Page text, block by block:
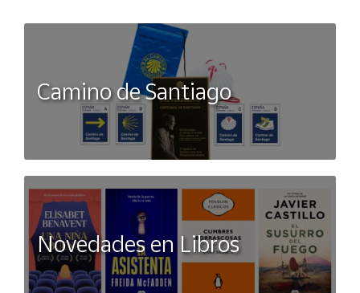
Camino de Santiago
Novedades en Libros